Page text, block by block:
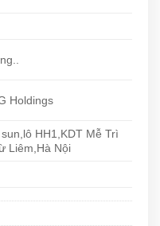
Holdings
HH1,KDT Mễ Trì
Liêm,Hà Nội